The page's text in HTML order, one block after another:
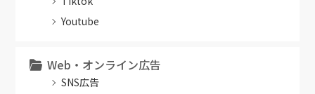
Youtube
Web・オンライン広告
SNS広告